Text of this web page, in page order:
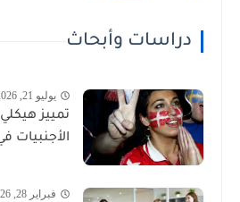
دراسات وأبحاث
يوليو 21, 2026
تمييز
الأجنبيات
فبراير 28, 2026